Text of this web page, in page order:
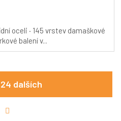
oceli · 145 vrstev damaškové
balení v...
dalších
t